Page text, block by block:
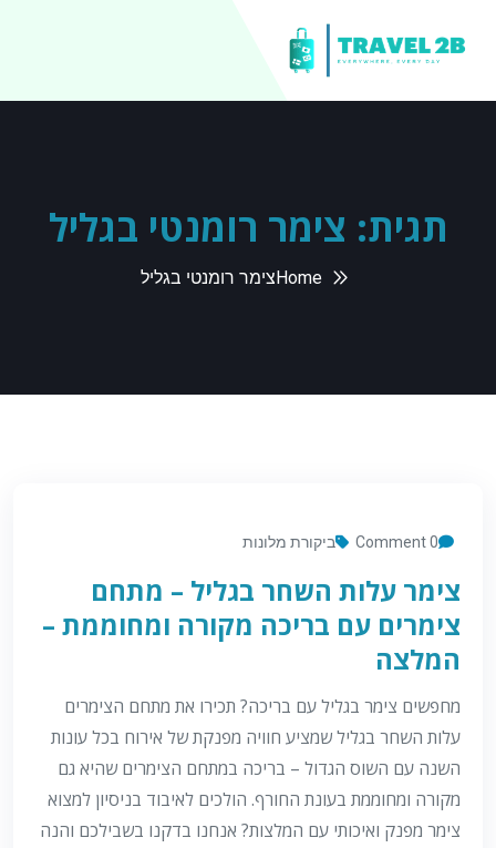
תגית: צימר רומנטי בגליל
Home צימר רומנטי בגליל
0 Comment ביקורת מלונות
צימר עלות השחר בגליל – מתחם
צימרים עם בריכה מקורה ומחוממת –
המלצה
מחפשים צימר בגליל עם בריכה? תכירו את מתחם הצימרים
עלות השחר בגליל שמציע חוויה מפנקת של אירוח בכל עונות
השנה עם השוס הגדול – בריכה במתחם הצימרים שהיא גם
מקורה ומחוממת בעונת החורף. הולכים לאיבוד בניסיון למצוא
צימר מפנק ואיכותי עם המלצות? אנחנו בדקנו בשבילכם והנה